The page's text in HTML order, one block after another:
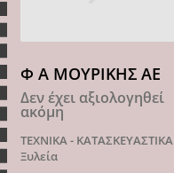
Φ Α ΜΟΥΡΙΚΗΣ ΑΕ
Δεν έχει αξιολογηθεί
ακόμη
ΤΕΧΝΙΚΑ - ΚΑΤΑΣΚΕΥΑΣΤΙΚΑ
Ξυλεία